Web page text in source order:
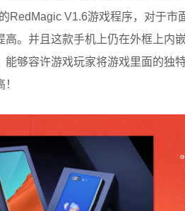
RedMagic V1.6游戏程序，对于
高。并且这款手机上仍在外框上内
能够容许游戏玩家将游戏里面的独